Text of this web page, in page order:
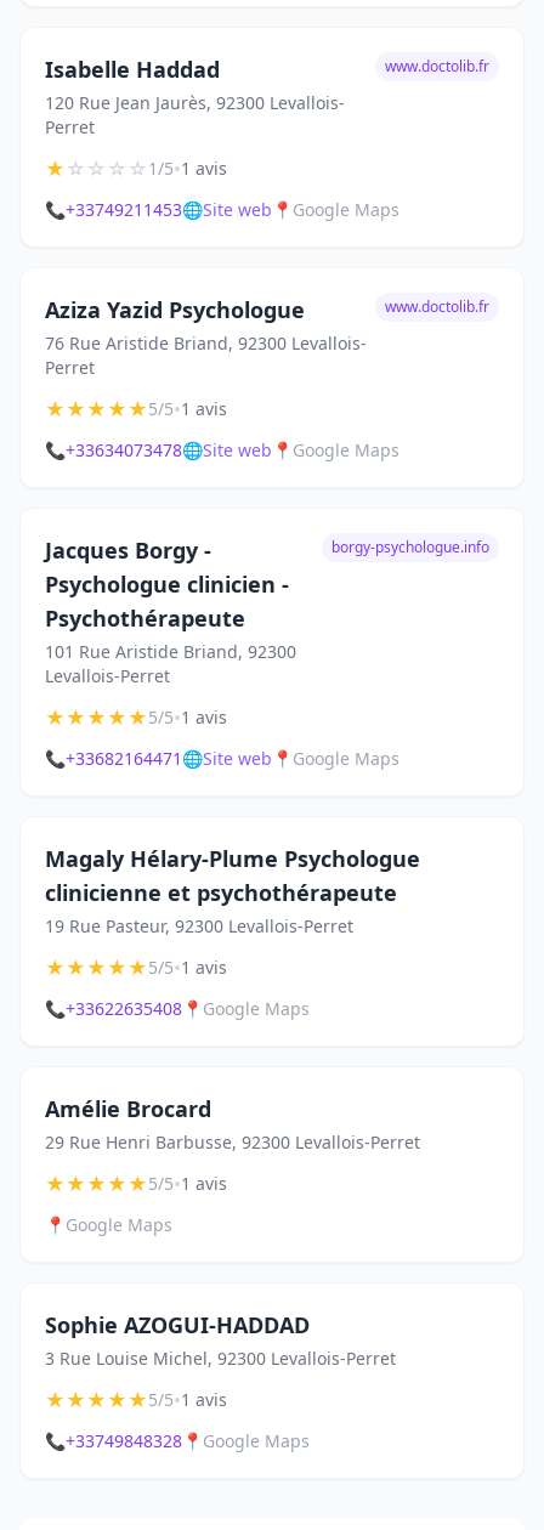
Isabelle Haddad
120 Rue Jean Jaurès, 92300 Levallois-
Perret
www.doctolib.fr
★☆☆☆☆1/5•1 avis
📞+33749211453🌐Site web 📍 Google Maps
Aziza Yazid Psychologue
76 Rue Aristide Briand, 92300 Levallois-
Perret
www.doctolib.fr
★★★★★5/5•1 avis
📞+33634073478🌐Site web 📍 Google Maps
Jacques Borgy -
Psychologue clinicien -
Psychothérapeute
101 Rue Aristide Briand, 92300
Levallois-Perret
borgy-psychologue.info
★★★★★5/5•1 avis
📞+33682164471 🌐Site web 📍 Google Maps
Magaly Hélary-Plume Psychologue
clinicienne et psychothérapeute
19 Rue Pasteur, 92300 Levallois-Perret
★★★★★5/5•1 avis
📞+33622635408 📍 Google Maps
Amélie Brocard
29 Rue Henri Barbusse, 92300 Levallois-Perret
★★★★★5/5•1 avis
📍 Google Maps
Sophie AZOGUI-HADDAD
3 Rue Louise Michel, 92300 Levallois-Perret
★★★★★5/5•1 avis
📞+33749848328 📍 Google Maps